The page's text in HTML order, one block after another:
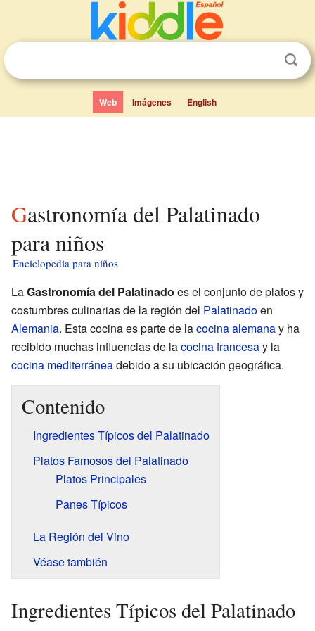
Web Imágenes English
Gastronomía del Palatinado
para niños
Enciclopedia para niños
LaGastronomía del Palatinado es el conjunto de platos y
costumbres culinarias de la región del Palatinadoen
Alemania. Esta cocina es parte de lacocina alemanay ha
recibido muchas influencias de lacocina francesay la
cocina mediterráneadebido a su ubicación geográfica.
Contenido
Ingredientes Típicos del Palatinado
Platos Famosos del Palatinado
Platos Principales
Panes Típicos
La Región del Vino
Véase también
Ingredientes Típicos del Palatinado